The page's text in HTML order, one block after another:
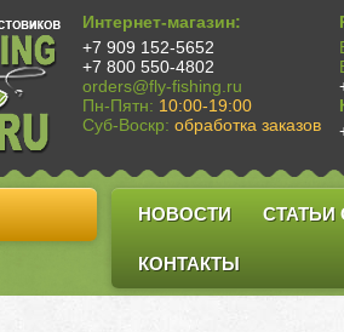
Интернет-магазин:
+7 909 152-5652
+7 800 550-4802
orders@fly-fishing.ru
Пн-Пятн: 10:00-19:00
Суб-Воскр: обработка заказов
НОВОСТИ СТАТЬИ
КОНТАКТЫ